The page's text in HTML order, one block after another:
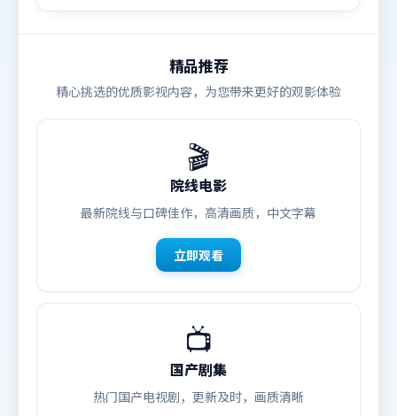
精品推荐
精心挑选的优质影视内容，为您带来更好的观影体验
🎬
院线电影
最新院线与口碑佳作，高清画质，中文字幕
立即观看
📺
国产剧集
热门国产电视剧，更新及时，画质清晰